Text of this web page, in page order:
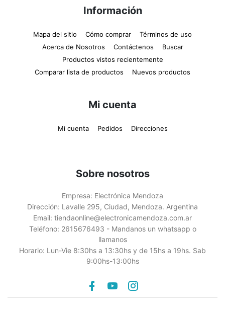
Información
Mapa del sitio Cómo comprar
Términos de uso
Acerca de Nosotros
Contáctenos
Buscar
Productos vistos recientemente
Comparar lista de productos
Nuevos productos
Mi cuenta
Mi cuenta Pedidos Direcciones
Sobre nosotros
Empresa: Electrónica Mendoza
Dirección: Lavalle 295, Ciudad, Mendoza. Argentina
Email: tiendaonline@electronicamendoza.com.ar
Teléfono: 2615676493 - Mandanos un whatsapp o
llamanos
Horario: Lun-Vie 8:30hs a 13:30hs y de 15hs a 19hs. Sab
9:00hs-13:00hs
Facebook
youtube
instagram